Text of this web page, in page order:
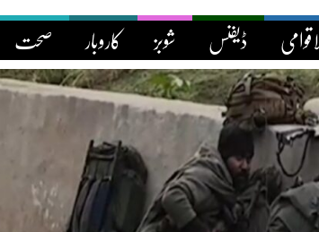
ڈیفنس شوبز کاروبار صحت